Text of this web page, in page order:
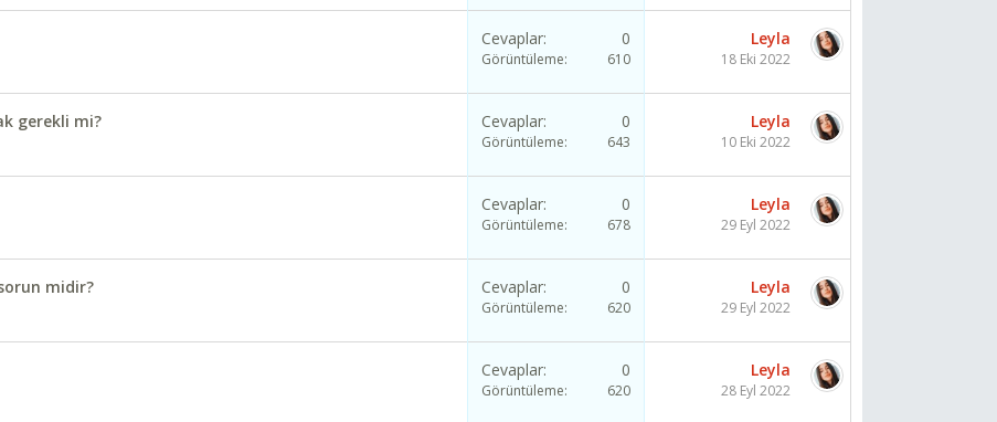
Cevaplar 0
Görüntüleme 610
Leyla
18 Eki 2022
gerekli mi? Cevaplar 0
Görüntüleme 643
Leyla
10 Eki 2022
Cevaplar 0
Görüntüleme 678
Leyla
29 Eyl 2022
midir? Cevaplar 0
Görüntüleme 620
Leyla
29 Eyl 2022
Cevaplar 0
Görüntüleme 620
Leyla
28 Eyl 2022